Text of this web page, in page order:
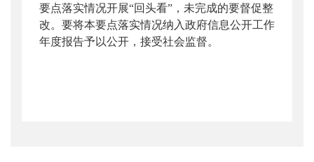
要点落实情况开展“回头看”，未完成的要督促整
改。要将本要点落实情况纳入政府信息公开工作
年度报告予以公开，接受社会监督。